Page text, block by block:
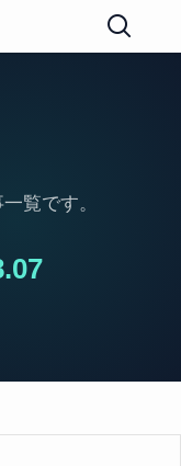
覧です。